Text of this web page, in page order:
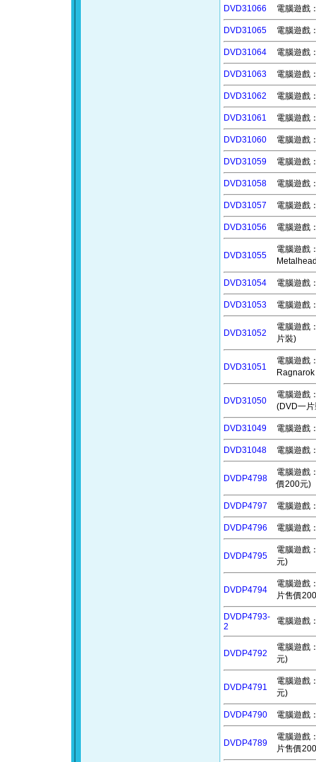
DVD31066 電腦遊戲
DVD31065 電腦遊戲
DVD31064 電腦遊戲
DVD31063 電腦遊戲
DVD31062 電腦遊戲
DVD31061 電腦遊戲
DVD31060 電腦遊戲
DVD31059 電腦遊戲
DVD31058 電腦遊戲
DVD31057 電腦遊戲
DVD31056 電腦遊戲
DVD31055
電腦遊戲
DVD31054 電腦遊戲
DVD31053 電腦遊戲
DVD31052
電腦遊戲
片裝)
DVD31051
電腦遊戲
DVD31050
電腦遊戲
(DVD一
DVD31049 電腦遊戲
DVD31048 電腦遊戲
DVDP4798
電腦遊戲
價200元)
DVDP4797 電腦遊戲
DVDP4796 電腦遊戲
DVDP4795
電腦遊戲
元)
DVDP4794
電腦遊戲
片售價
DVDP4793-
2
電腦遊戲
DVDP4792
電腦遊戲
元)
DVDP4791
電腦遊戲
元)
DVDP4790 電腦遊戲
DVDP4789
電腦遊戲
片售價